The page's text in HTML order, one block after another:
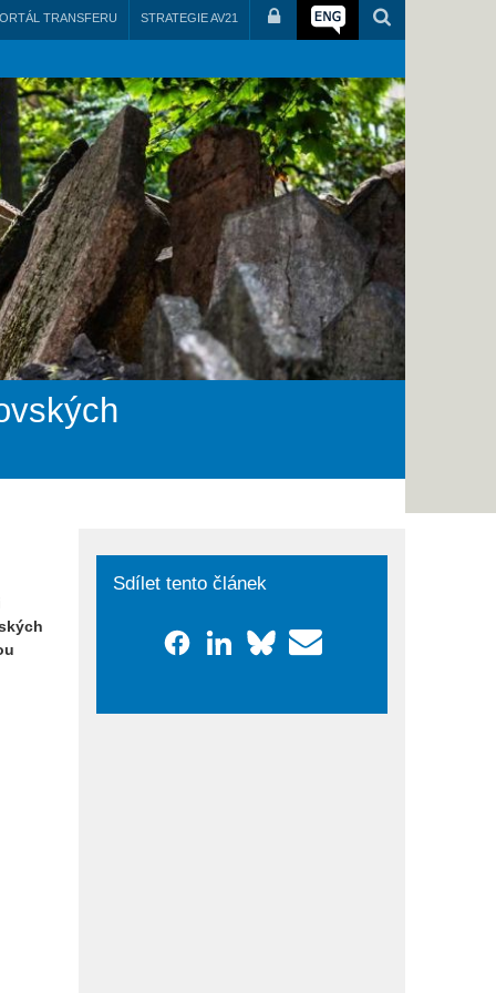
TRANSFERU STRATEGIE AV21
Sdílet tento článek